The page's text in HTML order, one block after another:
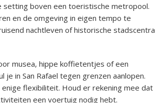
setting boven een toeristische metropool.
en de omgeving in eigen tempo te
nachtleven of historische stadscentra
musea, hippe koffietentjes of een
in San Rafael tegen grenzen aanlopen.
flexibiliteit. Houd er rekening mee dat
een voertuig nodig hebt.